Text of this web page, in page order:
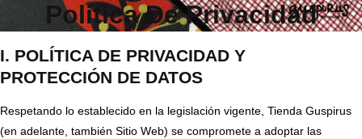
Política De Privacidad
I. POLÍTICA DE PRIVACIDAD Y
PROTECCIÓN DE DATOS
Respetando lo establecido en la legislación vigente, Tienda Guspirus
(en adelante, también Sitio Web) se compromete a adoptar las